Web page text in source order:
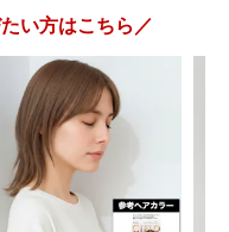
い方はこちら／